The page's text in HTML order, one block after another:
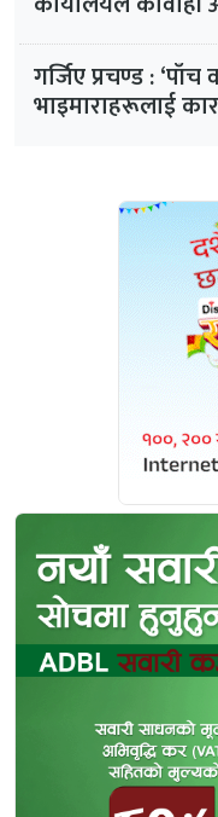
गर्जिए प्रचण्ड :
भाइमाराहरूलाई